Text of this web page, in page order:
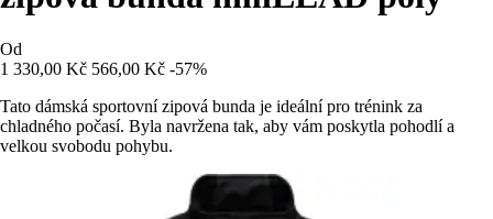
Od
1 330,00 Kč 566,00 Kč -57%
Tato dámská sportovní zipová bunda je ideální pro trénink za
chladného počasí. Byla navržena tak, aby vám poskytla pohodlí a
velkou svobodu pohybu.